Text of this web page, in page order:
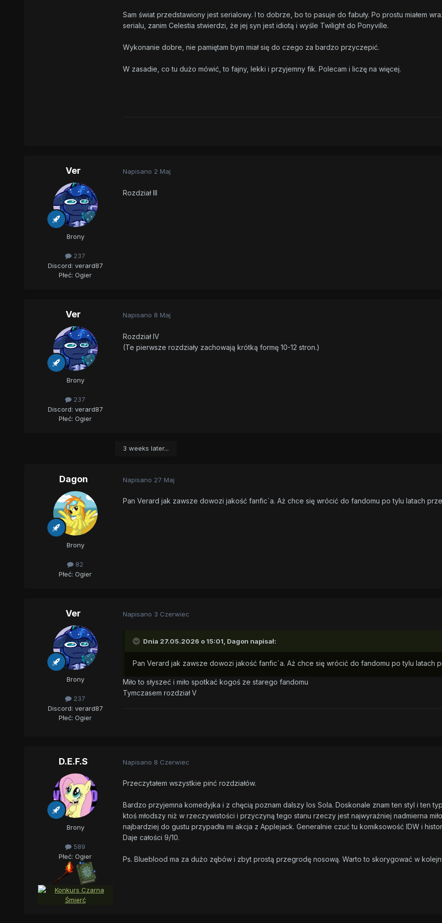
Sam świat przedstawiony jest serialowy. I to dobrze, bo to pasuje do fabuły. Po prostu miałem
serialu, zanim Celestia stwierdzi, że jej syn jest idiotą i wyśle Twilight do Ponyville.
Wykonanie dobre, nie pamiętam bym miał się do czego za bardzo przyczepić.
W zasadie, co tu dużo mówić, to fajny, lekki i przyjemny fik. Polecam i liczę na więcej.
Ver
Brony
237
Discord: verard87
Płeć: Ogier
Napisano 2 Maj
Rozdział III
Ver
Brony
237
Discord: verard87
Płeć: Ogier
Napisano 8 Maj
Rozdział IV
(Te pierwsze rozdziały zachowają krótką formę 10-12 stron.)
3 weeks later...
Dagon
Brony
82
Płeć: Ogier
Napisano 27 Maj
Pan Verard jak zawsze dowozi jakość fanfic`a. Aż chce się wrócić do fandomu po tylu latach
Ver
Brony
237
Discord: verard87
Płeć: Ogier
Napisano 3 Czerwiec
Dnia 27.05.2026 o 15:01, Dagon napisał:
Pan Verard jak zawsze dowozi jakość fanfic`a. Aż chce się wrócić do fandomu po tylu latach
Miło to słyszeć i miło spotkać kogoś ze starego fandomu
Tymczasem rozdział V
D.E.F.S
Brony
589
Płeć: Ogier
Napisano 8 Czerwiec
Przeczytałem wszystkie pinć rozdziałów.
Bardzo przyjemna komedyjka i z chęcią poznam dalszy los Sola. Doskonale znam ten styl i ten
ktoś młodszy niż w rzeczywistości i przyczyną tego stanu rzeczy jest najwyraźniej nadmierna
najbardziej do gustu przypadła mi akcja z Applejack. Generalnie czuć tu komiksowość IDW i
Daje całości 9/10.
Ps. Blueblood ma za dużo zębów i zbyt prostą przegrodę nosową. Warto to skorygować w